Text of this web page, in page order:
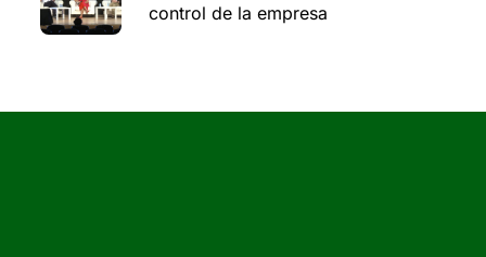
control de la empresa